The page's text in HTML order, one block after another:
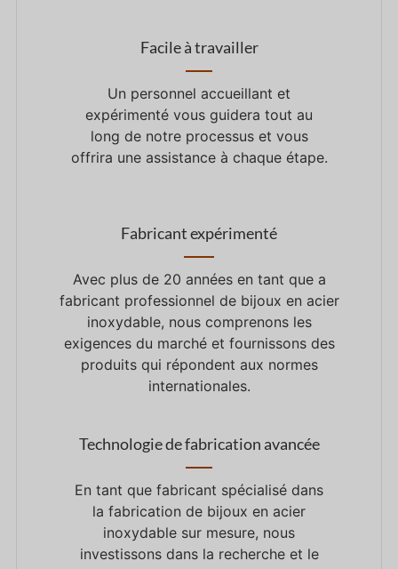
Facile à travailler
Un personnel accueillant et
expérimenté vous guidera tout au
long de notre processus et vous
offrira une assistance à chaque étape.
Fabricant expérimenté
Avec plus de 20 années en tant que a
fabricant professionnel de bijoux en acier
inoxydable, nous comprenons les
exigences du marché et fournissons des
produits qui répondent aux normes
internationales.
Technologie de fabrication avancée
En tant que fabricant spécialisé dans
la fabrication de bijoux en acier
inoxydable sur mesure, nous
investissons dans la recherche et le